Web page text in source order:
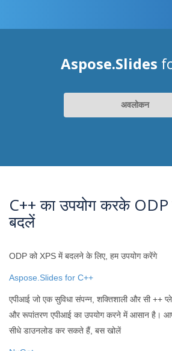
Aspose.Slides
अवलोकन
C++ का उपयोग करके
बदलें
ODP को XPS में बदलने के लिए, हम उपयोग करेंगे
Aspose.Slides for C++
एपीआई जो एक सुविधा संपन्न, शक्तिशाली और सी ++
और रूपांतरण एपीआई का उपयोग करने में आसान है।
सीधे डाउनलोड कर सकते हैं, बस खोलें